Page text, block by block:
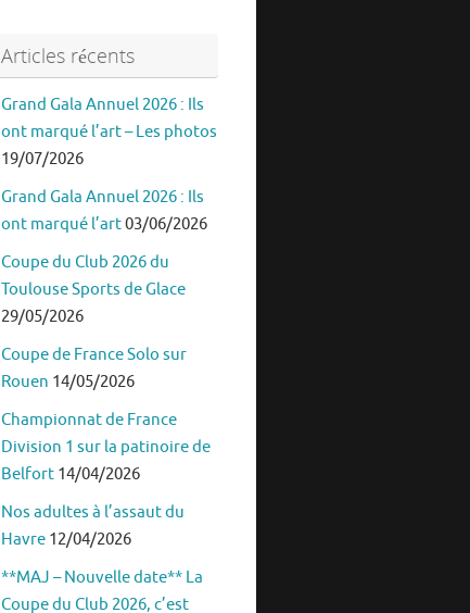
Articles récents
Grand Gala Annuel 2026 : Ils
ont marqué l’art – Les photos
19/07/2026
Grand Gala Annuel 2026 : Ils
ont marqué l’art03/06/2026
Coupe du Club 2026 du
Toulouse Sports de Glace
29/05/2026
Coupe de France Solo sur
Rouen 14/05/2026
Championnat de France
Division 1 sur la patinoire de
Belfort 14/04/2026
Nos adultes à l’assaut du
Havre 12/04/2026
**MAJ – Nouvelle date** La
Coupe du Club 2026, c’est